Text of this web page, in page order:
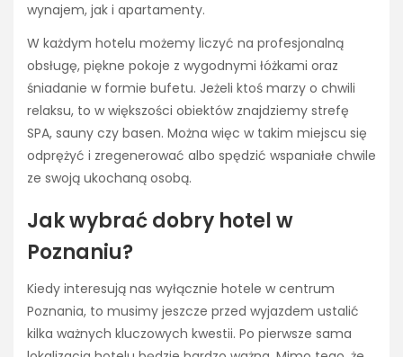
wynajem, jak i apartamenty.
W każdym hotelu możemy liczyć na profesjonalną
obsługę, piękne pokoje z wygodnymi łóżkami oraz
śniadanie w formie bufetu. Jeżeli ktoś marzy o chwili
relaksu, to w większości obiektów znajdziemy strefę
SPA, sauny czy basen. Można więc w takim miejscu się
odprężyć i zregenerować albo spędzić wspaniałe chwile
ze swoją ukochaną osobą.
Jak wybrać dobry hotel w
Poznaniu?
Kiedy interesują nas wyłącznie hotele w centrum
Poznania, to musimy jeszcze przed wyjazdem ustalić
kilka ważnych kluczowych kwestii. Po pierwsze sama